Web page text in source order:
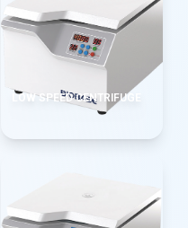
LOW SPEED CENTRIFUGE